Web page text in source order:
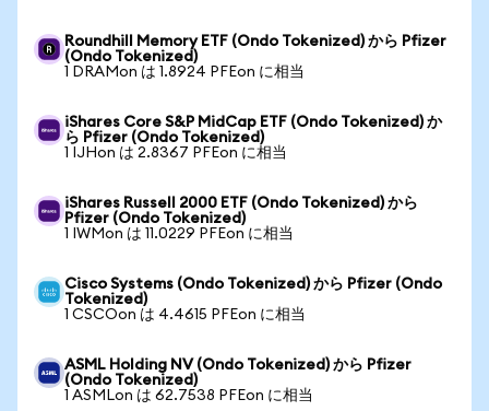
Roundhill Memory ETF (Ondo Tokenized) から Pfizer
(Ondo Tokenized)
1 DRAMon は 1.8924 PFEon に相当
iShares Core S&P MidCap ETF (Ondo Tokenized) か
ら Pfizer (Ondo Tokenized)
1 IJHon は 2.8367 PFEon に相当
iShares Russell 2000 ETF (Ondo Tokenized) から
Pfizer (Ondo Tokenized)
1 IWMon は 11.0229 PFEon に相当
Cisco Systems (Ondo Tokenized) から Pfizer (Ondo
Tokenized)
1 CSCOon は 4.4615 PFEon に相当
ASML Holding NV (Ondo Tokenized) から Pfizer
(Ondo Tokenized)
1 ASMLon は 62.7538 PFEon に相当